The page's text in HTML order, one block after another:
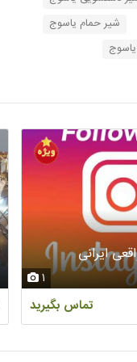
شیر حمام یاسوج
1
ایرانی
تماس بگیرید